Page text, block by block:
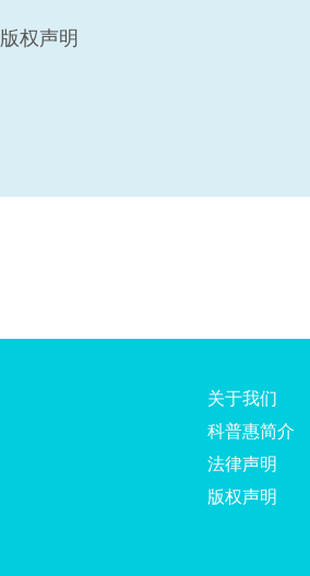
版权声明
关于我们
科普惠简介
法律声明
版权声明